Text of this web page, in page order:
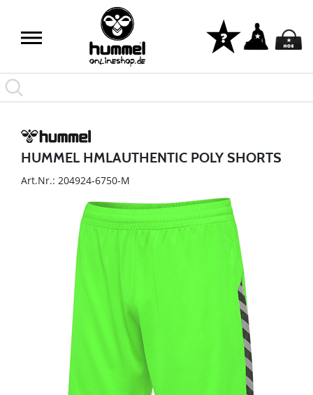
HUMMEL HMLAUTHENTIC POLY SHORTS
Art.Nr.: 204924-6750-M